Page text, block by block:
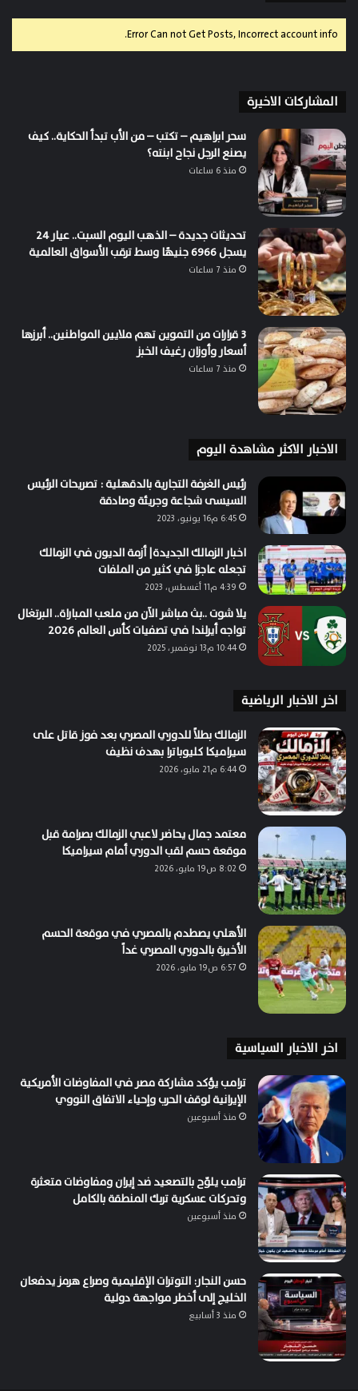
Error Can not Get Posts, Incorrect account info.
المشاركات الاخيرة
سحر ابراهيم – تكتب – من الأب تبدأ الحكاية.. كيف
يصنع الرجل نجاح ابنته؟
منذ 6 ساعات
تحديثات جديدة – الذهب اليوم السبت.. عيار 24
يسجل 6966 جنيهًا وسط ترقب الأسواق العالمية
منذ 7 ساعات
3 قرارات من التموين تهم ملايين المواطنين.. أبرزها
أسعار وأوزان رغيف الخبز
منذ 7 ساعات
الاخبار الاكثر مشاهدة اليوم
رئيس الغرفة التجارية بالدقهلية : تصريحات الرئيس
السيسى شجاعة وجريئة وصادقة
6:45 م16 يونيو، 2023
اخبار الزمالك الجديدة| أزمة الديون في الزمالك
تجعله عاجزا في كثير من الملفات
4:39 م11 أغسطس، 2023
يلا شوت ..بث مباشر الآن من ملعب المباراة.. البرتغال
تواجه أيرلندا في تصفيات كأس العالم 2026
10:44 م13 نوفمبر، 2025
اخر الاخبار الرياضية
الزمالك بطلاً للدوري المصري بعد فوز قاتل على
سيراميكا كليوباترا بهدف نظيف
6:44 م21 مايو، 2026
معتمد جمال يحاضر لاعبي الزمالك بصرامة قبل
موقعة حسم لقب الدوري أمام سيراميكا
8:02 ص19 مايو، 2026
الأهلي يصطدم بالمصري في موقعة الحسم
الأخيرة بالدوري المصري غداً
6:57 ص19 مايو، 2026
اخر الاخبار السياسية
ترامب يؤكد مشاركة مصر في المفاوضات الأمريكية
الإيرانية لوقف الحرب وإحياء الاتفاق النووي
منذ أسبوعين
ترامب يلوّح بالتصعيد ضد إيران ومفاوضات متعثرة
وتحركات عسكرية تربك المنطقة بالكامل
منذ أسبوعين
حسن النجار: التوترات الإقليمية وصراع هرمز يدفعان
الخليج إلى أخطر مواجهة دولية
منذ 3 أسابيع